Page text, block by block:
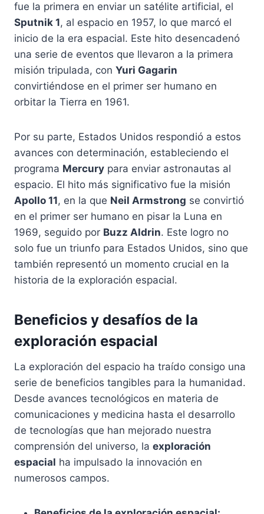
fue la primera en enviar un satélite artificial, el
Sputnik 1, al espacio en 1957, lo que marcó el
inicio de la era espacial. Este hito desencadenó
una serie de eventos que llevaron a la primera
misión tripulada, con Yuri Gagarin
convirtiéndose en el primer ser humano en
orbitar la Tierra en 1961.
Por su parte, Estados Unidos respondió a estos
avances con determinación, estableciendo el
programa Mercury para enviar astronautas al
espacio. El hito más significativo fue la misión
Apollo 11, en la que Neil Armstrong se convirtió
en el primer ser humano en pisar la Luna en
1969, seguido por Buzz Aldrin. Este logro no
solo fue un triunfo para Estados Unidos, sino que
también representó un momento crucial en la
historia de la exploración espacial.
Beneficios y desafíos de la
exploración espacial
La exploración del espacio ha traído consigo una
serie de beneficios tangibles para la humanidad.
Desde avances tecnológicos en materia de
comunicaciones y medicina hasta el desarrollo
de tecnologías que han mejorado nuestra
comprensión del universo, la exploración
espacial ha impulsado la innovación en
numerosos campos.